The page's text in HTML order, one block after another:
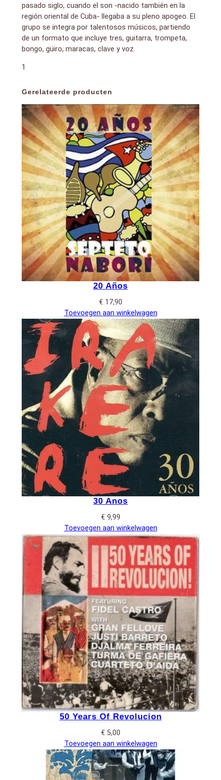
pasado siglo, cuando el son -nacido también en la
región oriental de Cuba- llegaba a su pleno apogeo. El
grupo se integra por talentosos músicos, partiendo
de un formato que incluye tres, guitarra, trompeta,
bongo, güiro, maracas, clave y voz.
1
Gerelateerde producten
20 Años
€ 17,90
Toevoegen aan winkelwagen
30 Anos
€ 9,99
Toevoegen aan winkelwagen
50 Years Of Revolucion
€ 5,00
Toevoegen aan winkelwagen